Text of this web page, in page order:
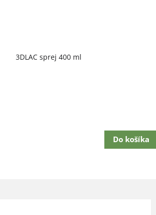
3DLAC sprej 400 ml
Do košíka